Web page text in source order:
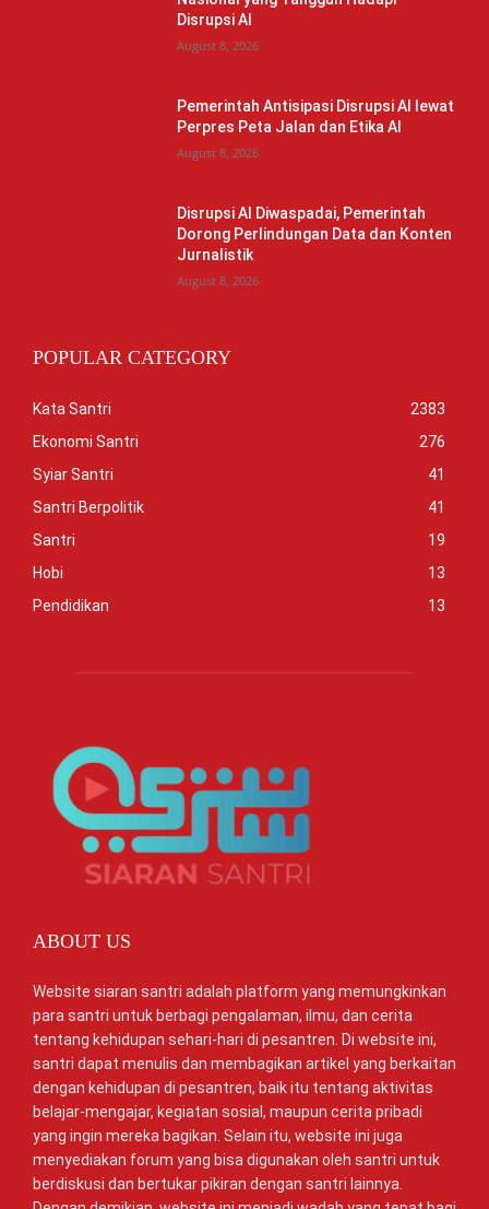
Disrupsi AI
August 8, 2026
Pemerintah Antisipasi Disrupsi AI lewat
Perpres Peta Jalan dan Etika AI
August 8, 2026
Disrupsi AI Diwaspadai, Pemerintah
Dorong Perlindungan Data dan Konten
Jurnalistik
August 8, 2026
POPULAR CATEGORY
Kata Santri
2383
Ekonomi Santri
276
Syiar Santri
41
Santri Berpolitik
41
Santri
19
Hobi
13
Pendidikan
13
ABOUT US
Website siaran santri adalah platform yang memungkinkan
para santri untuk berbagi pengalaman, ilmu, dan cerita
tentang kehidupan sehari-hari di pesantren. Di website ini,
santri dapat menulis dan membagikan artikel yang berkaitan
dengan kehidupan di pesantren, baik itu tentang aktivitas
belajar-mengajar, kegiatan sosial, maupun cerita pribadi
yang ingin mereka bagikan. Selain itu, website ini juga
menyediakan forum yang bisa digunakan oleh santri untuk
berdiskusi dan bertukar pikiran dengan santri lainnya.